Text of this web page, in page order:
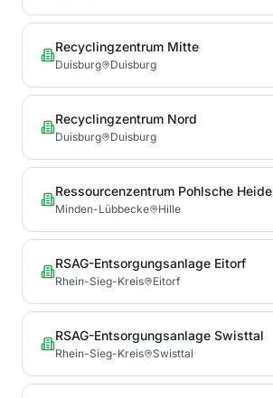
Recyclingzentrum Mitte
Duisburg Duisburg
Recyclingzentrum Nord
Duisburg Duisburg
Ressourcenzentrum Pohlsche Heide
Minden-Lübbecke Hille
RSAG-Entsorgungsanlage Eitorf
Rhein-Sieg-Kreis Eitorf
RSAG-Entsorgungsanlage Swisttal
Rhein-Sieg-Kreis Swisttal